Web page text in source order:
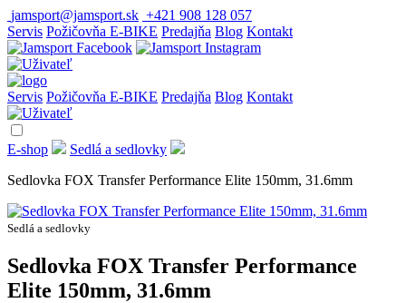
jamsport@jamsport.sk +421 908 128 057
Servis Požičovňa E-BIKE Predajňa Blog Kontakt
Servis Požičovňa E-BIKE Predajňa Blog Kontakt
E-shop
Sedlá a sedlovky
Sedlovka FOX Transfer Performance Elite 150mm, 31.6mm
Sedlá a sedlovky
Sedlovka FOX Transfer Performance
Elite 150mm, 31.6mm